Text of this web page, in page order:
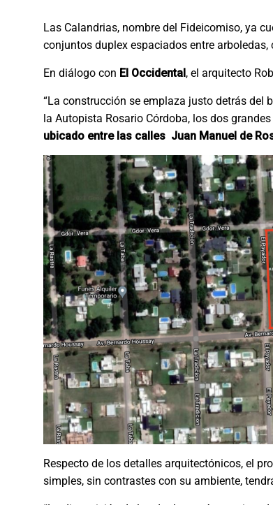
Las Calandrias, nombre del Fideicomiso, ya
conjuntos duplex espaciados entre
En diálogo con El Occidental, el arquitecto
“La construcción se emplaza justo detrás del
la Autopista Rosario Córdoba, los dos
ubicado entre las calles Juan Manuel de
Respecto de los detalles arquitectónicos, el
simples, sin contrastes con su ambiente,